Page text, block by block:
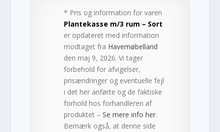
* Pris og information for varen
Plantekasse m/3 rum – Sort
er opdateret med information
modtaget fra Havemøbelland
den maj 9, 2026. Vi tager
forbehold for afvigelser,
prisændringer og eventuelle fejl
i det her anførte og de faktiske
forhold hos forhandleren af
produktet –Se mere info her.
Bemærk også, at denne side